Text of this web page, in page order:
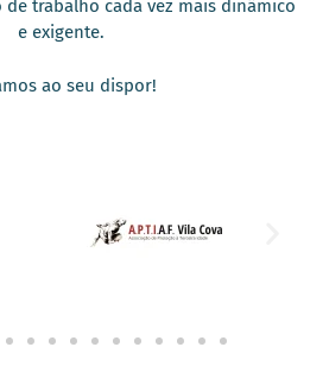
trabalho cada vez mais dinâmico
e exigente.
ao seu dispor!